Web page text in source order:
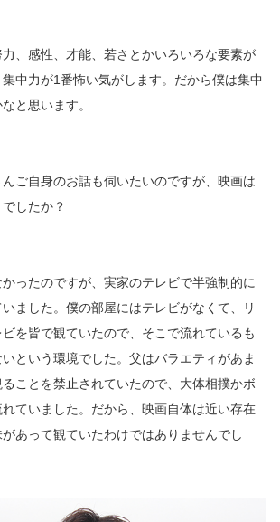
、感性、才能、若さとかいろいろな要素が
中力が1番怖い気がします。だから僕は集中
と思います。
ご自身のお話も伺いたいのですが、映画は
したか？
ったのですが、実家のテレビで半強制的に
ました。僕の部屋にはテレビがなくて、リ
を皆で観ていたので、そこで流れているも
という環境でした。父はバラエティがあま
ことを禁止されていたので、大体相撲かボ
ていました。だから、映画自体は近い存在
あって観ていたわけではありませんでし